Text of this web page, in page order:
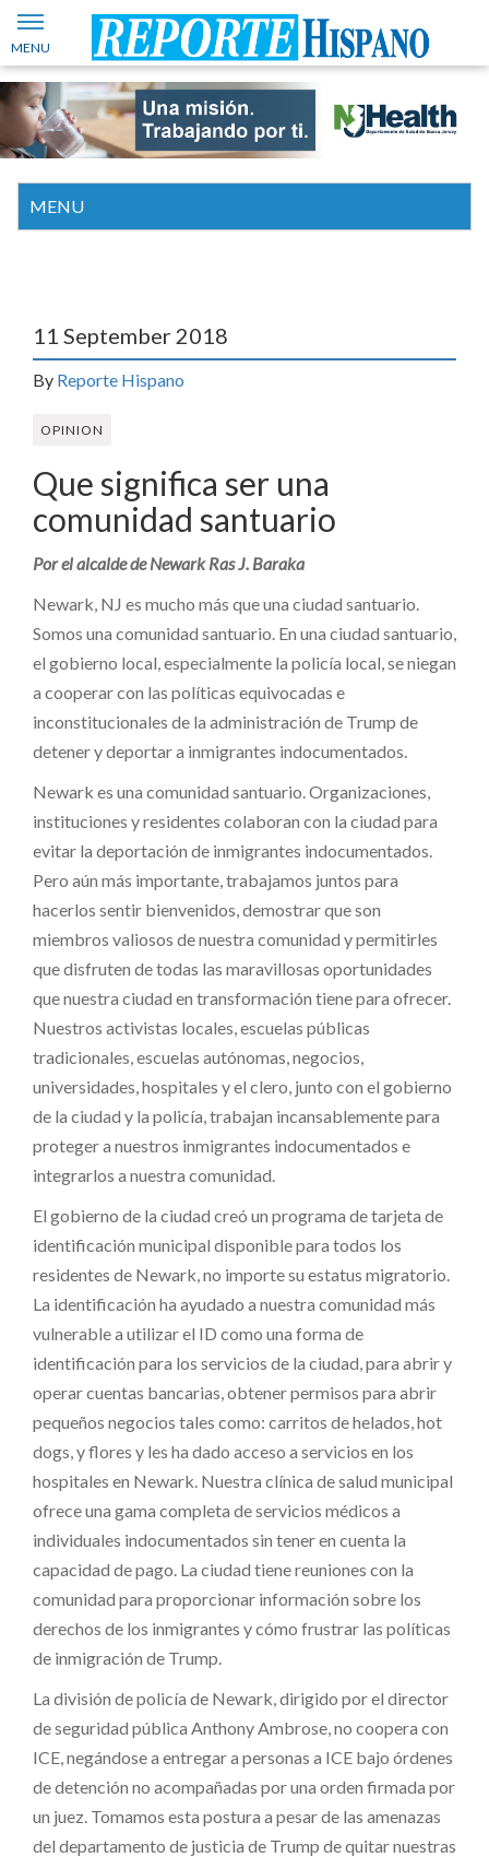
11 September 2018
By Reporte Hispano
OPINION
Que significa ser una
comunidad santuario
Por el alcalde de Newark Ras J. Baraka
Newark, NJ es mucho más que una ciudad santuario.
Somos una comunidad santuario. En una ciudad santuario,
el gobierno local, especialmente la policía local, se niegan
a cooperar con las políticas equivocadas e
inconstitucionales de la administración de Trump de
detener y deportar a inmigrantes indocumentados.
Newark es una comunidad santuario. Organizaciones,
instituciones y residentes colaboran con la ciudad para
evitar la deportación de inmigrantes indocumentados.
Pero aún más importante, trabajamos juntos para
hacerlos sentir bienvenidos, demostrar que son
miembros valiosos de nuestra comunidad y permitirles
que disfruten de todas las maravillosas oportunidades
que nuestra ciudad en transformación tiene para ofrecer.
Nuestros activistas locales, escuelas públicas
tradicionales, escuelas autónomas, negocios,
universidades, hospitales y el clero, junto con el gobierno
de la ciudad y la policía, trabajan incansablemente para
proteger a nuestros inmigrantes indocumentados e
integrarlos a nuestra comunidad.
El gobierno de la ciudad creó un programa de tarjeta de
identificación municipal disponible para todos los
residentes de Newark, no importe su estatus migratorio.
La identificación ha ayudado a nuestra comunidad más
vulnerable a utilizar el ID como una forma de
identificación para los servicios de la ciudad, para abrir y
operar cuentas bancarias, obtener permisos para abrir
pequeños negocios tales como: carritos de helados, hot
dogs, y flores y les ha dado acceso a servicios en los
hospitales en Newark. Nuestra clínica de salud municipal
ofrece una gama completa de servicios médicos a
individuales indocumentados sin tener en cuenta la
capacidad de pago. La ciudad tiene reuniones con la
comunidad para proporcionar información sobre los
derechos de los inmigrantes y cómo frustrar las políticas
de inmigración de Trump.
La división de policía de Newark, dirigido por el director
de seguridad pública Anthony Ambrose, no coopera con
ICE, negándose a entregar a personas a ICE bajo órdenes
de detención no acompañadas por una orden firmada por
un juez. Tomamos esta postura a pesar de las amenazas
del departamento de justicia de Trump de quitar nuestras